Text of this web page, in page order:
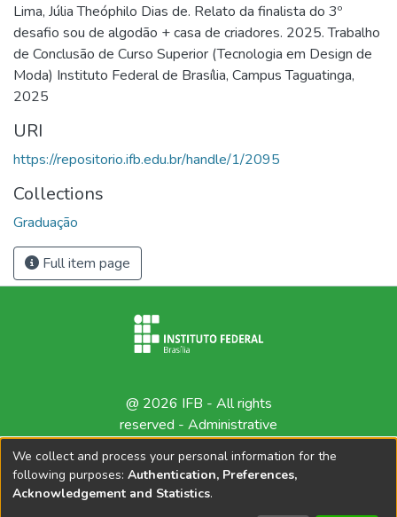
Lima, Júlia Theóphilo Dias de. Relato da finalista do 3º
desafio sou de algodão + casa de criadores. 2025. Trabalho
de Conclusão de Curso Superior (Tecnologia em Design de
Moda) Instituto Federal de Brasília, Campus Taguatinga,
2025
URI
https://repositorio.ifb.edu.br/handle/1/2095
Collections
Graduação
Full item page
@ 2026 IFB - All rights
reserved - Administrative
We collect and process your personal information for the
following purposes: Authentication, Preferences,
Acknowledgement and Statistics.